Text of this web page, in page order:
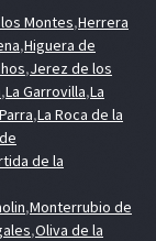
Montes,Herrera
,Higuera de
,Jerez de los
,La Garrovilla,La
,La Roca de la
de la
,Monterrubio de
,Oliva de la